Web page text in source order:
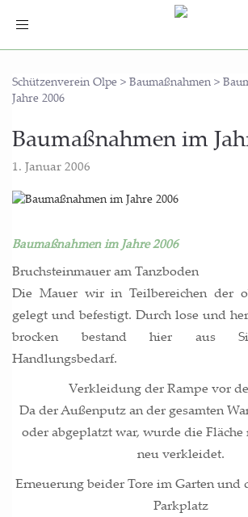
Toggle
Schützenverein Olpe > Baumaßnahmen >
Jahre 2006
Bau­maß­nah­men im
1. Januar 2006
Baumaßnahmen im Jahre 2006
Bruch­stein­mau­er am Tanz­bo­den
Die Mau­er wir in Teil­be­rei­chen der
gelegt und befes­tigt. Durch lose und
bro­cken bestand hier aus
Handlungsbedarf.
Ver­klei­dung der Ram­pe vor
Da der Außen­putz an der gesam­ten
oder abge­platzt war, wur­de die
neu verkleidet.
Erneue­rung bei­der Tore im Gar­ten und
Park­platz